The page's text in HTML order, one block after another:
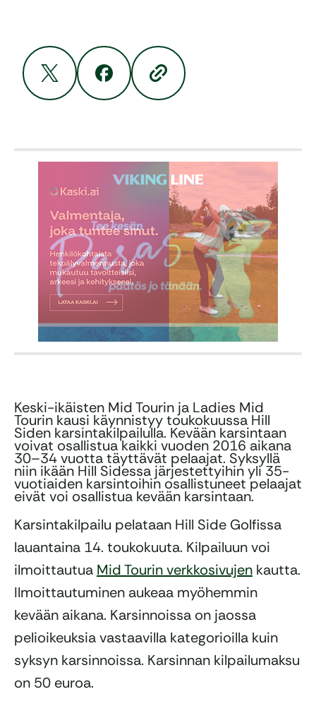
Keski-ikäisten Mid Tourin ja Ladies Mid
Tourin kausi käynnistyy toukokuussa Hill
Siden karsintakilpailulla. Kevään karsintaan
voivat osallistua kaikki vuoden 2016 aikana
30–34 vuotta täyttävät pelaajat. Syksyllä
niin ikään Hill Sidessa järjestettyihin yli 35-
vuotiaiden karsintoihin osallistuneet pelaajat
eivät voi osallistua kevään karsintaan.
Karsintakilpailu pelataan Hill Side Golfissa
lauantaina 14. toukokuuta. Kilpailuun voi
ilmoittautua Mid Tourin verkkosivujen kautta.
Ilmoittautuminen aukeaa myöhemmin
kevään aikana. Karsinnoissa on jaossa
pelioikeuksia vastaavilla kategorioilla kuin
syksyn karsinnoissa. Karsinnan kilpailumaksu
on 50 euroa.